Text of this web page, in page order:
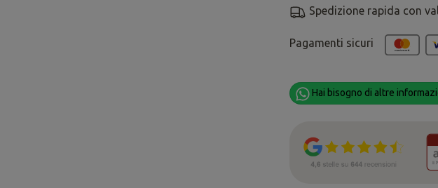
Spedizione rapida con
Pagamenti sicuri
Hai bisogno di altre